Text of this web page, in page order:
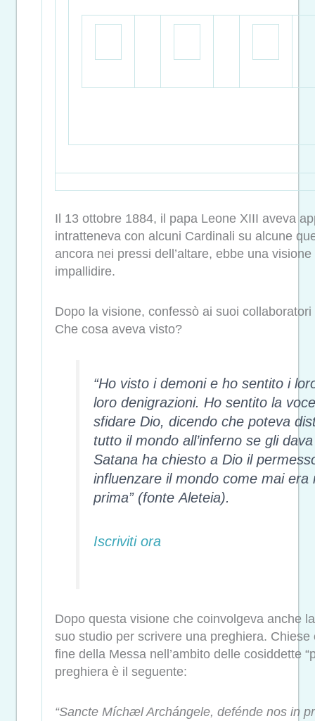
Il 13 ottobre 1884, il papa Leone XIII aveva
intratteneva con alcuni Cardinali su alcune
ancora nei pressi dell’altare, ebbe una
impallidire.
Dopo la visione, confessò ai suoi
Che cosa aveva visto?
“Ho visto i demoni e ho sentito i
loro denigrazioni. Ho sentito la
sfidare Dio, dicendo che poteva
tutto il mondo all’inferno se gli
Satana ha chiesto a Dio il
influenzare il mondo come mai era
prima”(fonteAleteia).
Iscriviti ora
Dopo questa visione che coinvolgeva anche
suo studio per scrivere una preghiera.
fine della Messa nell’ambito delle cosiddette
preghiera è il seguente:
“Sancte Míchæl Archángele, defénde nos in